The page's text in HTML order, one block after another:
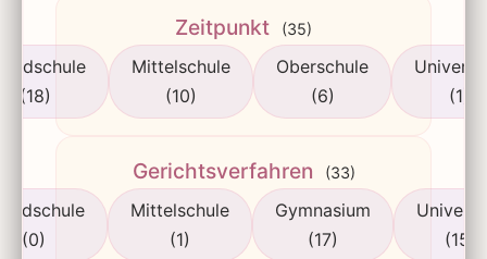
Zeitpunkt (35)
(18)
Mittelschule
(10)
Oberschule
(6)
(1)
Gerichtsverfahren (33)
(0)
Mittelschule
(1)
Gymnasium
(17)
(15)